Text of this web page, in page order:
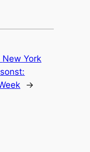
New York
→